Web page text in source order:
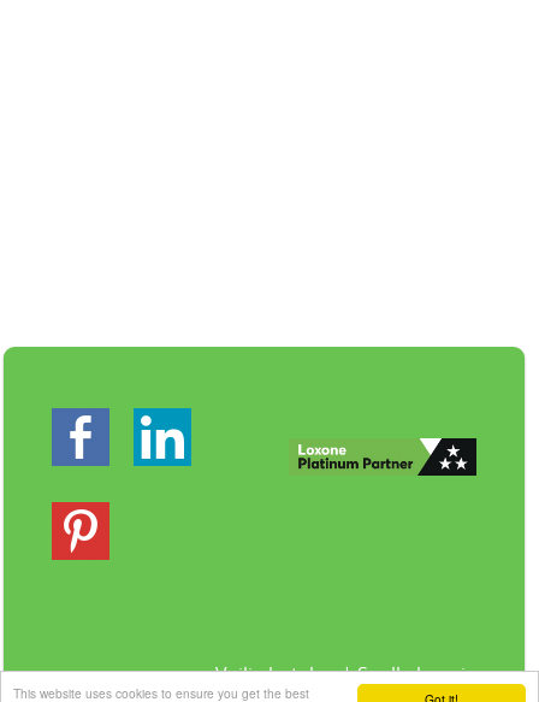
This website uses cookies to ensure you get the best
Veilig betalen | Snelle levering